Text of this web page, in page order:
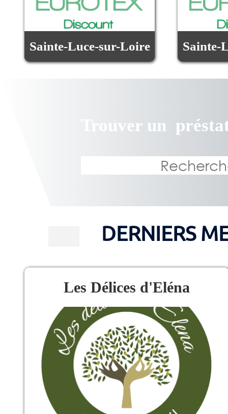
Sainte-Luce-sur-Loire Sainte-
Trouver un
DERNIERS
Les Délices d'Eléna